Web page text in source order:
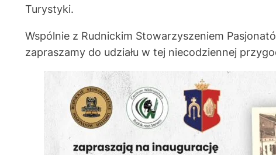
Turystyki.
Wspólnie z Rudnickim Stowarzyszeniem
zapraszamy do udziału w tej niecodziennej